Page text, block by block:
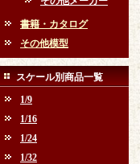
書籍・カタログ
その他模型
スケール別商品一覧
1/9
1/16
1/24
1/32